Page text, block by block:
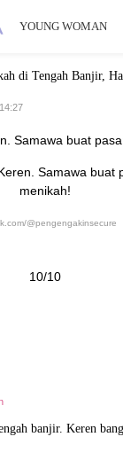
YOUNG WOMAN
di Tengah Banjir,
Samawa buat
menikah!
@pengengakinsecure
10/10
banjir. Keren